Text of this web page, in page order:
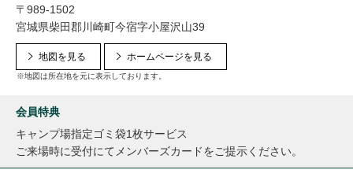
〒989-1502
宮城県柴田郡川崎町今宿字小屋沢山39
地図を見る
※地図は所在地を元に表示しております。
ホームページを見る
会員特典
キャンプ場指定ゴミ袋1枚サービス
ご来場時に受付にてメンバーズカードをご提示ください。